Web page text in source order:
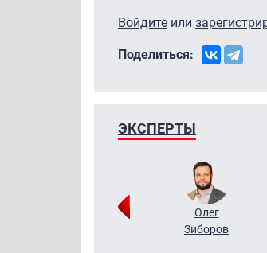
Войдите или
Поделиться:
ЭКСПЕРТЫ
Олег
Зиборов